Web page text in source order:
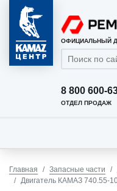
ОФИЦИАЛЬНЫЙ
8 800 600-
ОТДЕЛ ПРОДАЖ
Главная Запасные части
Двигатель КАМАЗ 740.55-